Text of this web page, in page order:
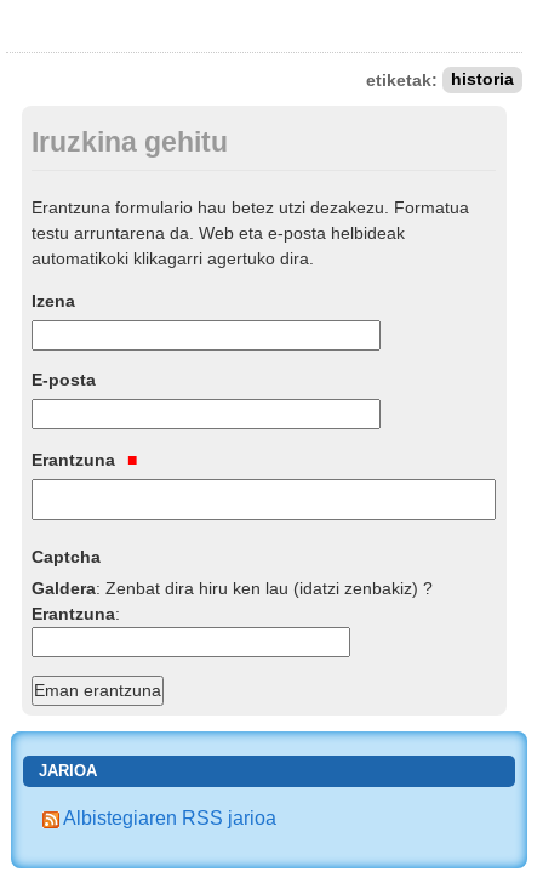
etiketak: historia
Iruzkina gehitu
Erantzuna formulario hau betez utzi dezakezu. Formatua
testu arruntarena da. Web eta e-posta helbideak
automatikoki klikagarri agertuko dira.
Izena
E-posta
Erantzuna
Captcha
Galdera:Zenbat dira hiru ken lau (idatzi zenbakiz) ?
Erantzuna:
JARIOA
Albistegiaren RSS jarioa